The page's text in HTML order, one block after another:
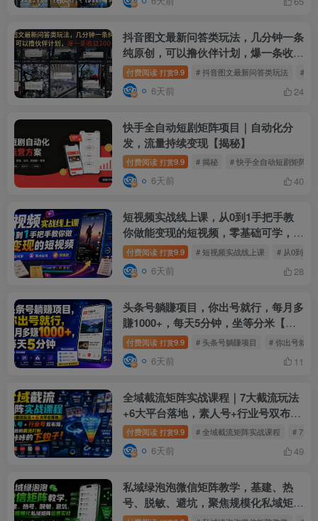
抖音图文最新问答类玩法，几分钟一条
纯原创，可以撸伙伴计划，爆一条收益
200+
付费阅读 打赏9.9 # 抖音图文最新问答类玩法 # 几
6天前 24
快手全自动短剧矩阵项目｜自动化分
发，流量持续变现【揭秘】
付费阅读 打赏9.9 # 揭秘 # 快手全自动短剧矩阵项
6天前 40
短视频实战线上课，从0到1手把手教
你做能变现的短视频，零基础可学，落
地起号做爆款
付费阅读 打赏9.9 # 短视频实战线上课 # 从0到1手
6天前 28
头条号躺賺项目，你出号就行，每月多
賺1000+，每天5分钟，坐等分米【揭
秘】
付费阅读 打赏9.9 # 头条号躺賺项目 # 你出号就行
6天前 11
全域截流矩阵实战课程｜7大截流玩法
+6大平台落地，素人号+行业号双布
局，不要脸的截流打粉，咔咔咔的下钩
子！
付费阅读 打赏9.9 # 全域截流矩阵实战课程 # 7大
6天前 49
私域绿泡泡微信矩阵教学，基建、热
号、脱敏、避坑，聚焦规模化私域矩阵